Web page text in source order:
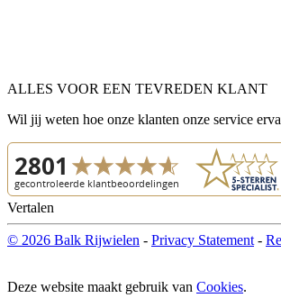
ALLES VOOR EEN TEVREDEN KLANT
Wil jij weten hoe onze klanten onze service
Vertalen
© 2026 Balk Rijwielen - Privacy Statement -
Deze website maakt gebruik van Cookies.